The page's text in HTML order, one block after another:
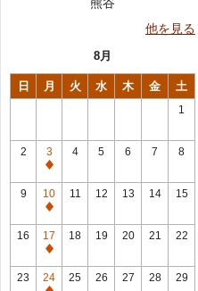
他を見る
8月
日 月 火 水 木 金 土
1
2
3
休
館
日
4 5 6 7 8
9
10
休
館
日
11 12 13 14 15
16
17
休
館
18 19 20 21 22
23
24
25 26 27 28 29